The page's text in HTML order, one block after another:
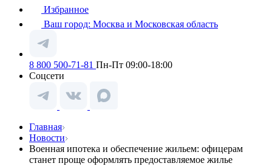
Избранное
Ваш город: Москва и Московская область
8 800 500-71-81 Пн-Пт 09:00-18:00
Соцсети
Главная
Новости
Военная ипотека и обеспечение жильем: офицерам
станет проще оформлять предоставляемое жилье